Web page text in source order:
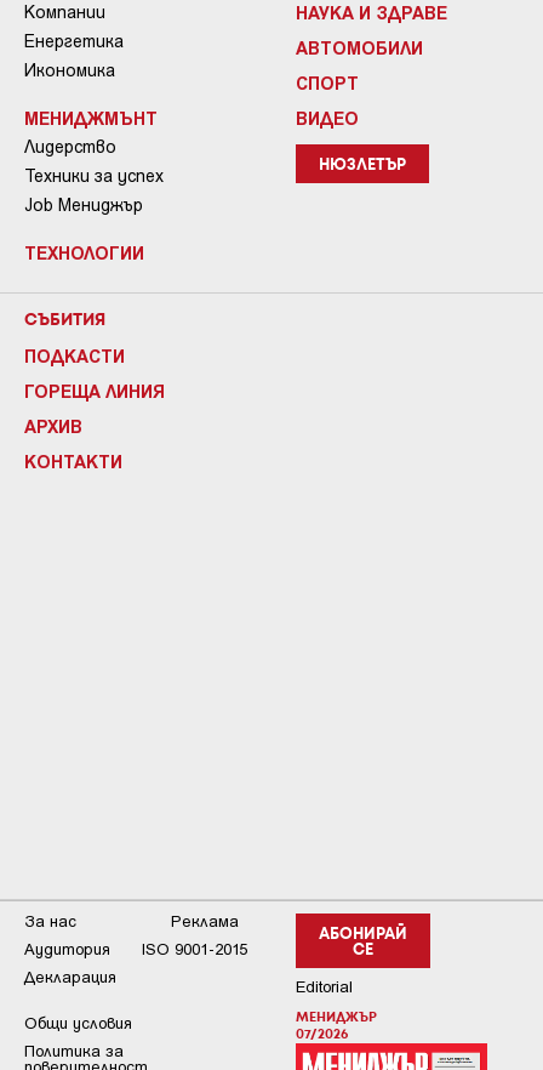
Компании
Енергетика
Икономика
МЕНИДЖМЪНТ
Лидерство
Техники за успех
Job Мениджър
ТЕХНОЛОГИИ
НАУКА И ЗДРАВЕ
АВТОМОБИЛИ
СПОРТ
ВИДЕО
НЮЗЛЕТЪР
СЪБИТИЯ
ПОДКАСТИ
ГОРЕЩА ЛИНИЯ
АРХИВ
КОНТАКТИ
АБОНИРАЙ
СЕ
Editorial
МЕНИДЖЪР
07/2026
За нас
Реклама
Аудитория
ISO 9001-2015
Декларация
Общи условия
Пoлитикa зa